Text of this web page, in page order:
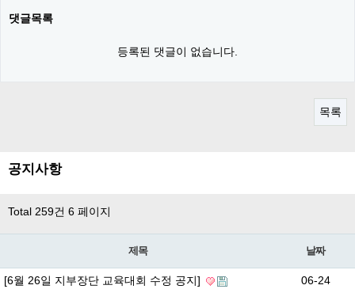
댓글목록
등록된 댓글이 없습니다.
목록
공지사항
Total 259건 6 페이지
제목 날짜
[6월 26일 지부장단 교육대회 수정 공지]
06-24